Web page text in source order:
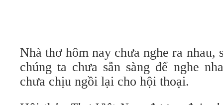
Nhà thơ hôm nay chưa nghe ra nhau,
chúng ta chưa sẵn sàng để nghe
chưa chịu ngồi lại cho hội thoại.